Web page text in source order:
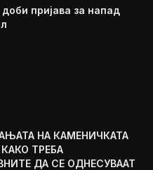
пријава за напад
НА КАМЕНИЧКАТА
ТРЕБА
ДА СЕ ОДНЕСУВААТ